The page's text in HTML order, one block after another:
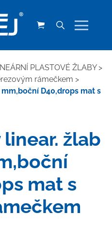
PLASTOVÉ ŽLABY>
rámečkem >
D40,drops mat s
žlab
mat s